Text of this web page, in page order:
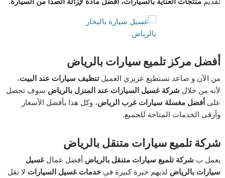
أفضل مركز تلميع سيارات بالرياض
من الآن و صاعد تستطيع عزيزي العميلتنظيف سيارات عند البيت،
لأنه من خلال شركة غسيل السيارات عند المنزل بالرياض سوف تحصل
علىأفضل مغسلة سيارات غرب الرياض، وكل هذا بأفضل الأسعار
وأرقى الخدمات المتاحة للجميع.
شركة تلميع سيارات متنقل بالرياض
يعمل ب شركة تلميع سيارات متنقل بالرياض أفضل عمال غسيل
سيارات بالرياض لديهم خبرة كبيرة فيخدمات غسيل السيارات لا تقل